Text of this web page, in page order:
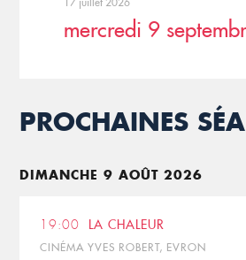
mercredi 9
PROCHAINES
DIMANCHE 9 AOÛT 2026
19:00 LA CHALEUR
CINÉMA YVES ROBERT, EVRON